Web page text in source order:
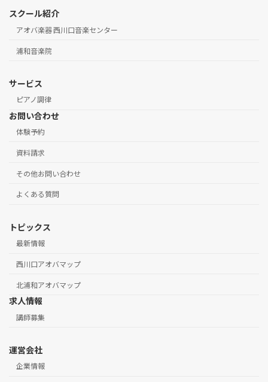
スクール紹介
アオバ楽器 西川口音楽センター
浦和音楽院
サービス
ピアノ調律
お問い合わせ
体験予約
資料請求
その他お問い合わせ
よくある質問
トピックス
最新情報
西川口アオバマップ
北浦和アオバマップ
求人情報
講師募集
運営会社
企業情報